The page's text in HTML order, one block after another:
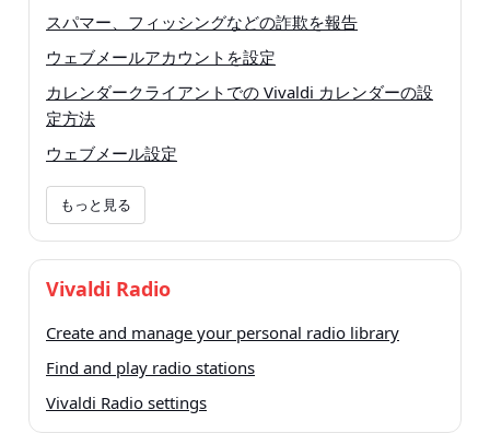
スパマー、フィッシングなどの詐欺を報告
ウェブメールアカウントを設定
カレンダークライアントでの Vivaldi カレンダーの設
定方法
ウェブメール設定
もっと見る
Vivaldi Radio
Create and manage your personal radio library
Find and play radio stations
Vivaldi Radio settings